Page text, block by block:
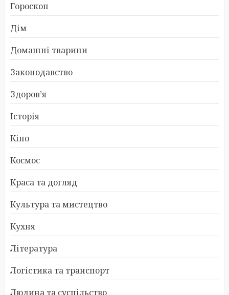
Гороскоп
Дім
Домашні тварини
Законодавство
Здоров’я
Історія
Кіно
Космос
Краса та догляд
Культура та мистецтво
Кухня
Література
Логістика та транспорт
Людина та суспільство